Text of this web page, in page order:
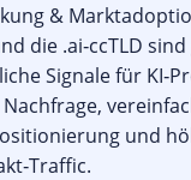
&
die .ai‑ccTLD
Signale für
und